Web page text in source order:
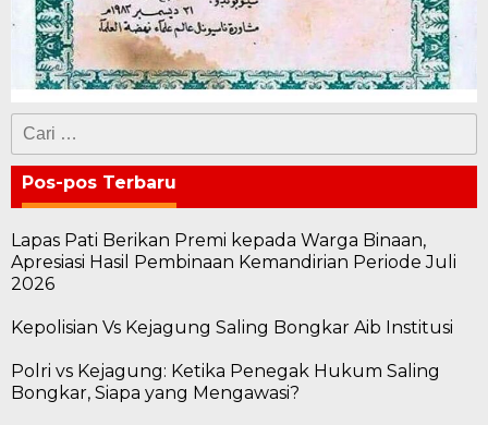
Cari
untuk:
Pos-pos Terbaru
Lapas Pati Berikan Premi kepada Warga Binaan,
Apresiasi Hasil Pembinaan Kemandirian Periode Juli
2026
Kepolisian Vs Kejagung Saling Bongkar Aib Institusi
Polri vs Kejagung: Ketika Penegak Hukum Saling
Bongkar, Siapa yang Mengawasi?